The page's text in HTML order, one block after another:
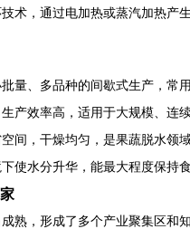
术，通过电加热或蒸汽加热产
量、多品种的间歇式生产，常
产效率高，适用于大规模、连
间，干燥均匀，是果蔬脱水领域
使水分升华，能最大程度保持
熟，形成了多个产业聚集区和